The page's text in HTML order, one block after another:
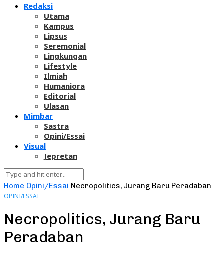
Redaksi
Utama
Kampus
Lipsus
Seremonial
Lingkungan
Lifestyle
Ilmiah
Humaniora
Editorial
Ulasan
Mimbar
Sastra
Opini/Essai
Visual
Jepretan
Home Opini/Essai Necropolitics, Jurang Baru Peradaban
OPINI/ESSAI
Necropolitics, Jurang Baru
Peradaban